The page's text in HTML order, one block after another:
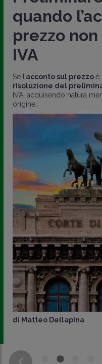
quando
prezzo
IVA
Se l’acconto sul prezzoè
risoluzione del
IVA, acquisendo natura
origine..
di Matteo Dellapina